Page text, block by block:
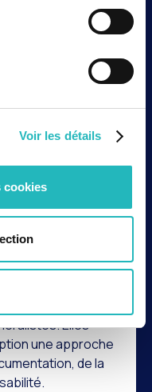
Voir les détails
cookies
essentiels. Une
ou
d’une
d’une décision.
. Le
le Règlement
l’Espace
du fait des
confirment
à la santé ne
Elles
une approche
de la